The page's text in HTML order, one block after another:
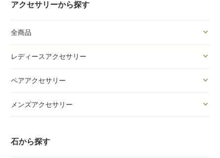
アクセサリーから探す
全商品
レディースアクセサリー
ペアアクセサリー
メンズアクセサリー
石から探す